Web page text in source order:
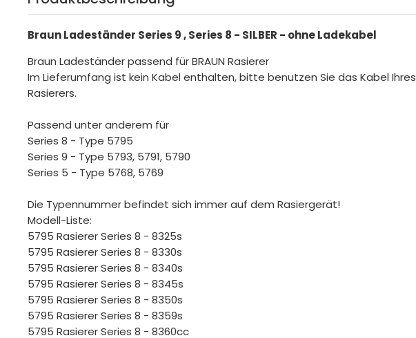
Braun Ladeständer Series 9 , Series 8 - SILBER - ohne Ladekabel
Braun Ladeständer passend für BRAUN Rasierer
Im Lieferumfang ist kein Kabel enthalten, bitte benutzen Sie das Kabel Ihres
Rasierers.
Passend unter anderem für
Series 8 - Type 5795
Series 9 - Type 5793, 5791, 5790
Series 5 - Type 5768, 5769
Die Typennummer befindet sich immer auf dem Rasiergerät!
Modell-Liste:
5795 Rasierer Series 8 - 8325s
5795 Rasierer Series 8 - 8330s
5795 Rasierer Series 8 - 8340s
5795 Rasierer Series 8 - 8345s
5795 Rasierer Series 8 - 8350s
5795 Rasierer Series 8 - 8359s
5795 Rasierer Series 8 - 8360cc